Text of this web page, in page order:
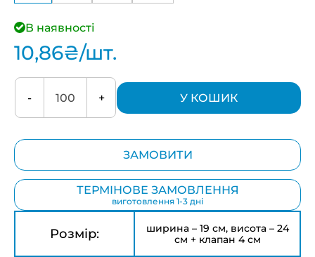
В наявності
10,86₴/шт.
- + У КОШИК
ЗАМОВИТИ
ТЕРМІНОВЕ ЗАМОВЛЕННЯ
виготовлення 1-3 дні
Розмір:
ширина – 19 см, висота – 24
см + клапан 4 см